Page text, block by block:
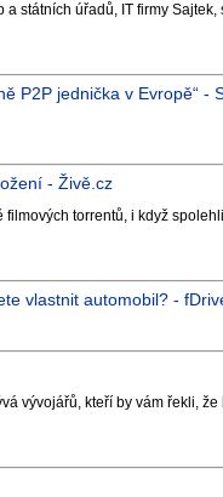
státních úřadů, IT firmy Sajtek,
P2P jednička v Evropě“ -
- Živě.cz
torrentů, i když
vlastnit automobil? -
vývojářů, kteří by vám řekli,